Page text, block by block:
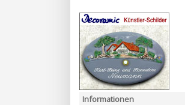
Informationen